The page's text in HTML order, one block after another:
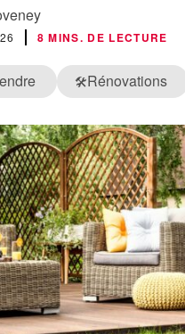
8 MINS. DE LECTURE
🛠️Rénovations